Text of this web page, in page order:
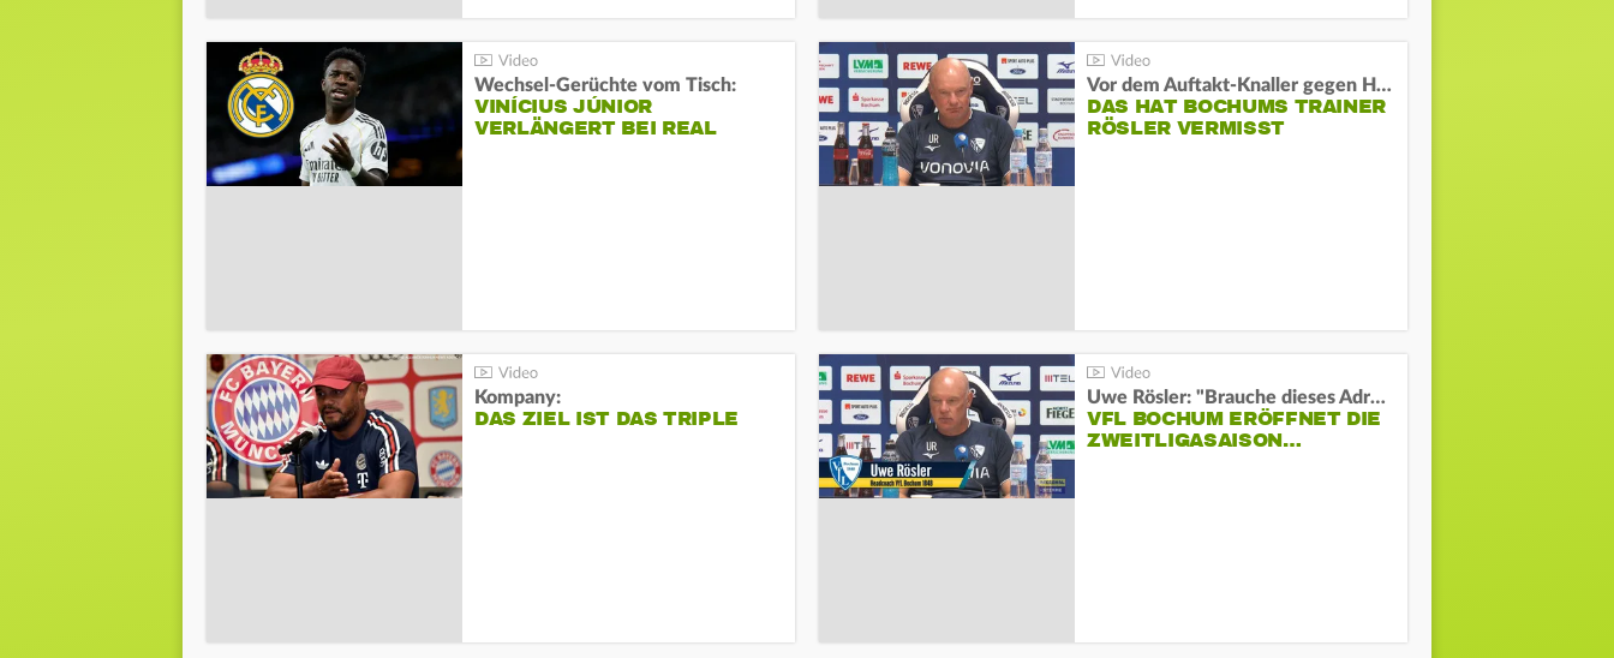
Wechsel-Gerüchte vom Tisch:
VINÍCIUS JÚNIOR
VERLÄNGERT BEI REAL
Vor dem Auftakt-Knaller gegen Hertha:
DAS HAT BOCHUMS TRAINER
RÖSLER VERMISST
Kompany:
DAS ZIEL IST DAS TRIPLE
Uwe Rösler: "Brauche dieses Adrenalin"
VFL BOCHUM ERÖFFNET DIE
ZWEITLIGASAISON…